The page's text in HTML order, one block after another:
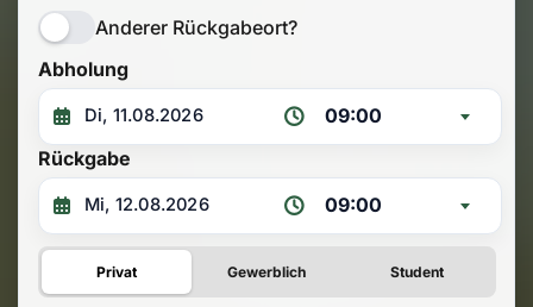
Anderer Rückgabeort?
Abholung
09:00
Rückgabe
09:00
Privat Gewerblich Student